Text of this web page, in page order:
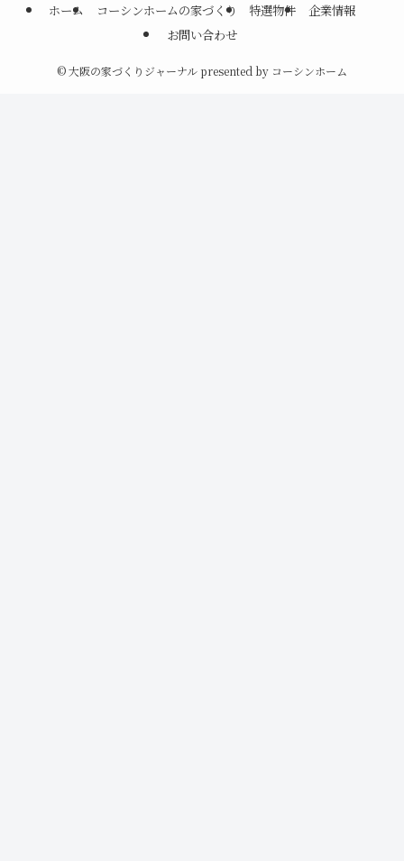
ホーム コーシンホームの家づくり 特選物件
企業情報
お問い合わせ
©大阪の家づくりジャーナル presented by コーシンホーム